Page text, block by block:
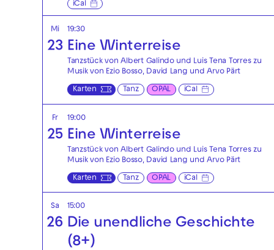
iCal
Mi
23
19:30
Eine Winterreise
Tanzstück von Albert Galindo und Luis Tena Torres zu
Musik von Ezio Bosso, David Lang und Arvo Pärt
Karten Tanz OPAL iCal
Fr
25
19:00
Eine Winterreise
Tanzstück von Albert Galindo und Luis Tena Torres zu
Musik von Ezio Bosso, David Lang und Arvo Pärt
Karten Tanz OPAL iCal
Sa
26
15:00
Die unendliche Geschichte
(8+)